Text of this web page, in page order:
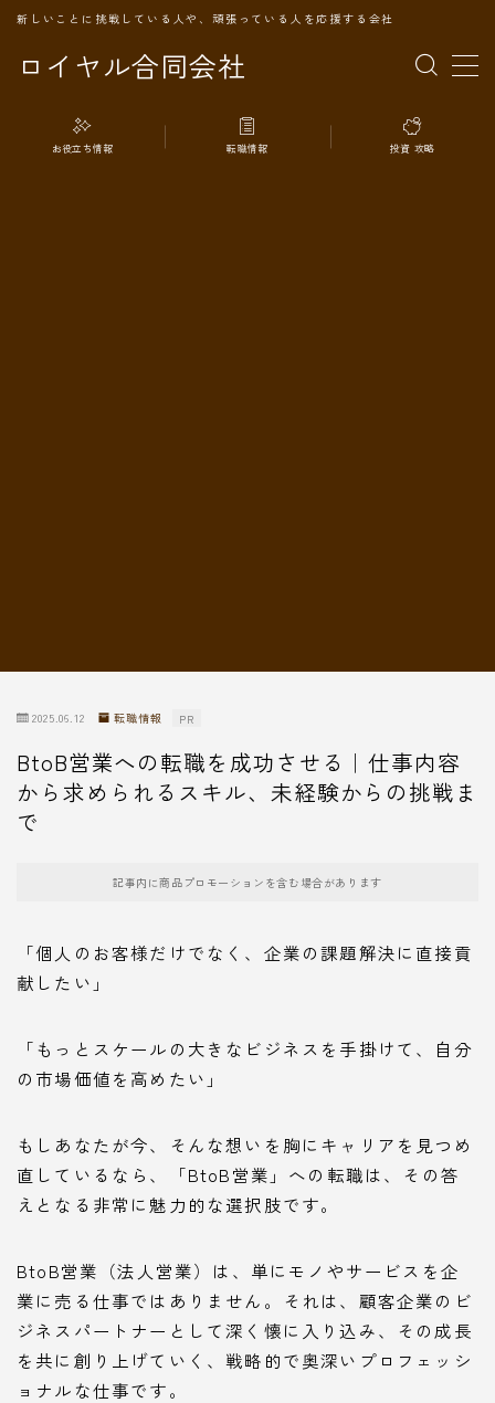
ロイヤル合同会社
新しいことに挑戦している人や、頑張っている人を応援する会社
MENU
TOPページ
お役立ち情報 転職情報 投資 攻略
2025.06.12 転職情報 PR
BtoB営業への転職を成功させる｜仕事内容
から求められるスキル、未経験からの挑戦ま
で
記事内に商品プロモーションを含む場合があります
「個人のお客様だけでなく、企業の課題解決に直接貢
献したい」
「もっとスケールの大きなビジネスを手掛けて、自分
の市場価値を高めたい」
もしあなたが今、そんな想いを胸にキャリアを見つめ
直しているなら、「BtoB営業」への転職は、その答
えとなる非常に魅力的な選択肢です。
BtoB営業（法人営業）は、単にモノやサービスを企
業に売る仕事ではありません。それは、顧客企業のビ
ジネスパートナーとして深く懐に入り込み、その成長
を共に創り上げていく、戦略的で奥深いプロフェッシ
ョナルな仕事です。